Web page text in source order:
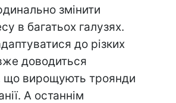
змінити
в багатьох галузях.
до різких
доводиться
що вирощують троянди
А останнім